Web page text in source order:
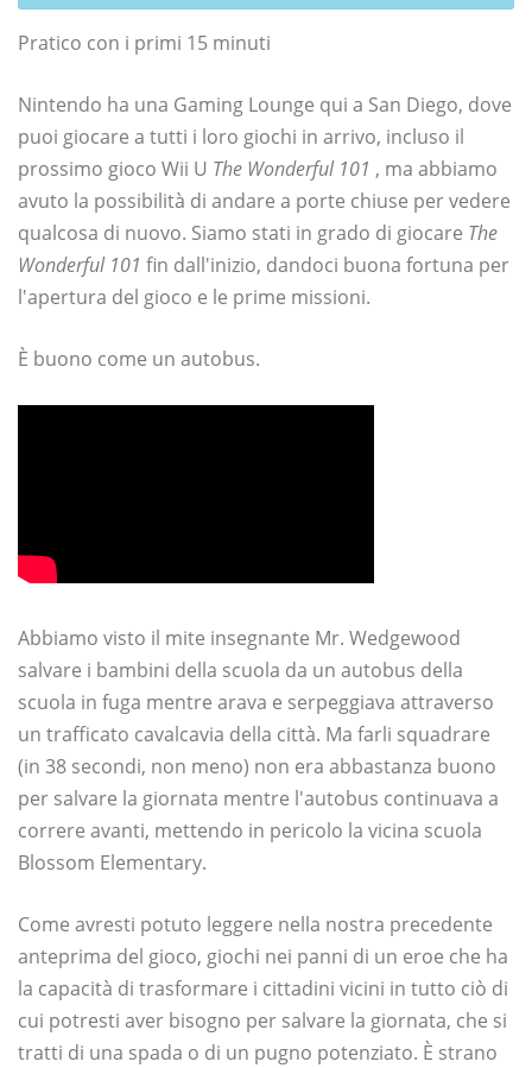
Pratico con i primi 15 minuti
Nintendo ha una Gaming Lounge qui a San Diego, dove
puoi giocare a tutti i loro giochi in arrivo, incluso il
prossimo gioco Wii U The Wonderful 101 , ma abbiamo
avuto la possibilità di andare a porte chiuse per vedere
qualcosa di nuovo. Siamo stati in grado di giocare The
Wonderful 101 fin dall'inizio, dandoci buona fortuna per
l'apertura del gioco e le prime missioni.
È buono come un autobus.
Abbiamo visto il mite insegnante Mr. Wedgewood
salvare i bambini della scuola da un autobus della
scuola in fuga mentre arava e serpeggiava attraverso
un trafficato cavalcavia della città. Ma farli squadrare
(in 38 secondi, non meno) non era abbastanza buono
per salvare la giornata mentre l'autobus continuava a
correre avanti, mettendo in pericolo la vicina scuola
Blossom Elementary.
Come avresti potuto leggere nella nostra precedente
anteprima del gioco, giochi nei panni di un eroe che ha
la capacità di trasformare i cittadini vicini in tutto ciò di
cui potresti aver bisogno per salvare la giornata, che si
tratti di una spada o di un pugno potenziato. È strano